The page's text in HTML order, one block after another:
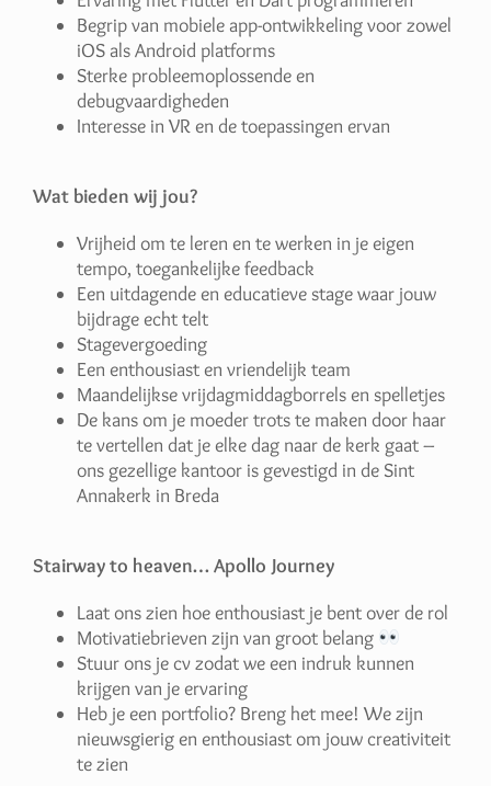
Begrip van mobiele app-ontwikkeling voor zowel
iOS als Android platforms
Sterke probleemoplossende en
debugvaardigheden
Interesse in VR en de toepassingen ervan
Wat bieden wij jou?
Vrijheid om te leren en te werken in je eigen
tempo, toegankelijke feedback
Een uitdagende en educatieve stage waar jouw
bijdrage echt telt
Stagevergoeding
Een enthousiast en vriendelijk team
Maandelijkse vrijdagmiddagborrels en spelletjes
De kans om je moeder trots te maken door haar
te vertellen dat je elke dag naar de kerk gaat –
ons gezellige kantoor is gevestigd in de Sint
Annakerk in Breda
Stairway to heaven… Apollo Journey
Laat ons zien hoe enthousiast je bent over de rol
Motivatiebrieven zijn van groot belang
Stuur ons je cv zodat we een indruk kunnen
krijgen van je ervaring
Heb je een portfolio? Breng het mee! We zijn
nieuwsgierig en enthousiast om jouw creativiteit
te zien